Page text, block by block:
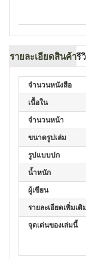
รายละเอียดสินค้ารี
จำนวนหนังสือ
เนื้อใน
จำนวนหน้า
ขนาดรูปเล่ม
รูปแบบปก
น้ำหนัก
ผู้เขียน
รายละเอียดเพิ่มเติ
จุดเด่นของเล่มนี้